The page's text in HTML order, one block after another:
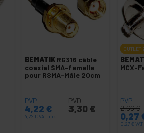
BEMATIK RG316 câble
coaxial SMA-femelle
pour RSMA-Mâle 20cm
PVP
4,22 €
4,22 € VAT inc.
PVD
3,30 €
OUTLET
MCX-
PVP
2,66€
0,27
0,27 €